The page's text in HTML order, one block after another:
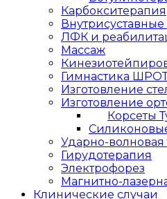
Карбокситерапия
ЛФК и
Массаж
Гимнастика
Изготовление
Изготовление
Корсеты
Ударно-волновая
Гирудотерапия
Электрофорез
Магнитно-
Клинические случаи